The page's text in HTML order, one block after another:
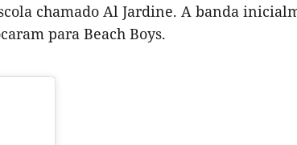
chamado Al Jardine. A banda
para Beach Boys.